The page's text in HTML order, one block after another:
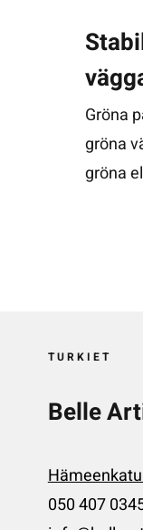
Gröna
gröna
gröna
TURKIET
Belle
050 407